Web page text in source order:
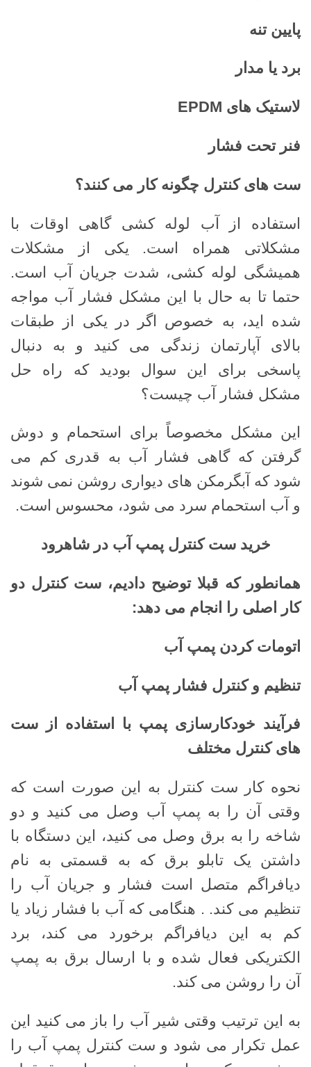
پایین تنه
برد یا مدار
لاستیک های
فنر تحت فشار
ست های کنترل چگونه کار می کنند؟
استفاده از آب لوله کشی گاهی اوقات با
مشکلاتی همراه است. یکی از مشکلات
همیشگی لوله کشی، شدت جریان آب است.
حتما تا به حال با این مشکل فشار آب مواجه
شده اید، به خصوص اگر در یکی از طبقات
بالای آپارتمان زندگی می کنید و به دنبال
پاسخی برای این سوال بودید که راه حل
مشکل فشار آب چیست؟
این مشکل مخصوصاً برای استحمام و دوش
گرفتن که گاهی فشار آب به قدری کم می
شود که آبگرمکن های دیواری روشن نمی شوند
و آب استحمام سرد می شود، محسوس است.
خرید ست کنترل پمپ آب در شاهرود
همانطور که قبلا توضیح دادیم، ست کنترل دو
کار اصلی را انجام می دهد:
اتومات کردن پمپ آب
تنظیم و کنترل فشار پمپ آب
فرآیند خودکارسازی پمپ با استفاده از ست
های کنترل مختلف
نحوه کار ست کنترل به این صورت است که
وقتی آن را به پمپ آب وصل می کنید و دو
شاخه را به برق وصل می کنید، این دستگاه با
داشتن یک تابلو برق که به قسمتی به نام
دیافراگم متصل است فشار و جریان آب را
تنظیم می کند. . هنگامی که آب با فشار زیاد یا
کم به این دیافراگم برخورد می کند، برد
الکتریکی فعال شده و با ارسال برق به پمپ
آن را روشن می کند.
به این ترتیب وقتی شیر آب را باز می کنید این
عمل تکرار می شود و ست کنترل پمپ آب را